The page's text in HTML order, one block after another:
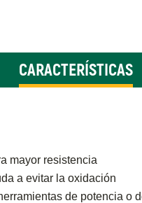
CARACTERÍSTICAS
mayor resistencia
a evitar la oxidación
de potencia o